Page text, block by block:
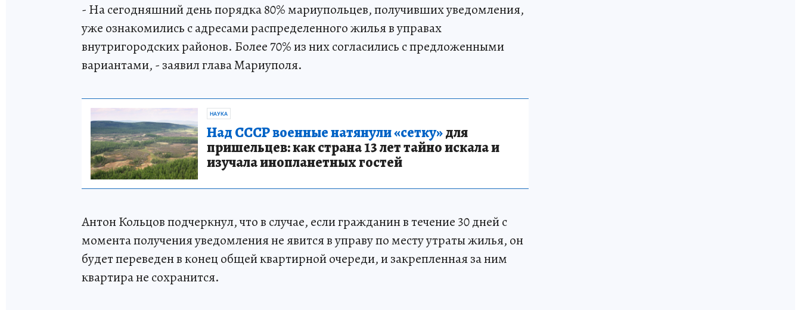
- На сегодняшний день порядка 80% мариупольцев, получивших уведомления,
уже ознакомились с адресами распределенного жилья в управах
внутригородских районов. Более 70% из них согласились с предложенными
вариантами, - заявил глава Мариуполя.
НАУКА
Над СССР военные натянули «сетку»для
пришельцев: как страна 13 лет тайно искала и
изучала инопланетных гостей
Антон Кольцов подчеркнул, что в случае, если гражданин в течение 30 дней с
момента получения уведомления не явится в управу по месту утраты жилья, он
будет переведен в конец общей квартирной очереди, и закрепленная за ним
квартира не сохранится.